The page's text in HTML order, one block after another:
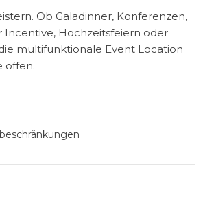
Ob Galadinner, Konferenzen,
Incentive, Hochzeitsfeiern oder
multifunktionale Event Location
offen.